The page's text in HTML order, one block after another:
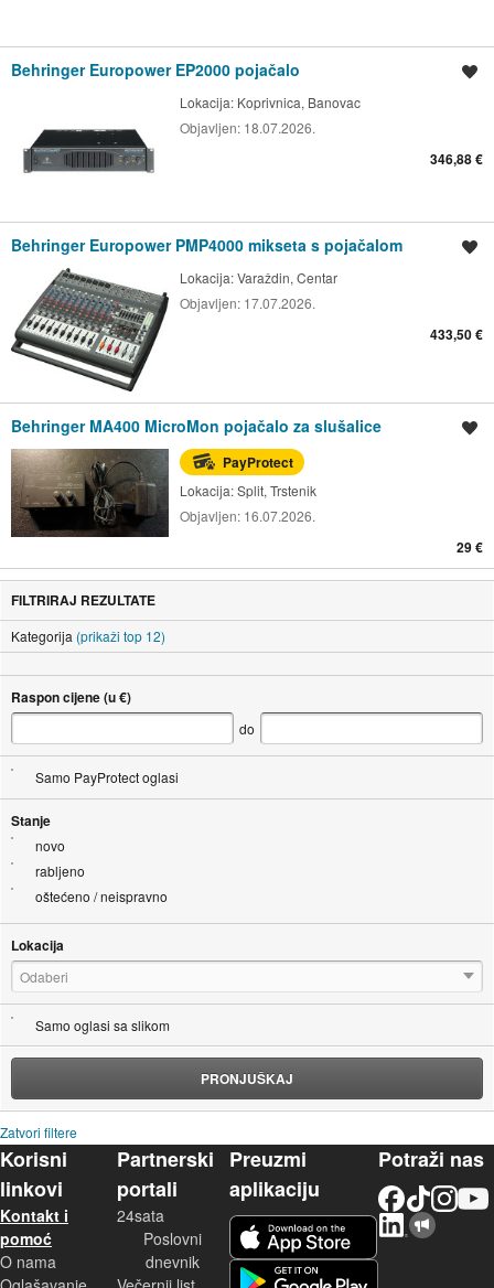
Behringer Europower EP2000 pojačalo
Lokacija: Koprivnica, Banovac
Objavljen: 18.07.2026.
346,88 €
Behringer Europower PMP4000 mikseta s pojačalom
Lokacija:Varaždin, Centar
Objavljen: 17.07.2026.
433,50 €
Behringer MA400 MicroMon pojačalo za slušalice
PayProtect
Lokacija:Split, Trstenik
Objavljen: 16.07.2026.
29 €
FILTRIRAJ REZULTATE
Kategorija (prikaži top 12)
Raspon cijene (u €)
do
Samo PayProtect oglasi
Stanje
novo
rabljeno
oštećeno / neispravno
Lokacija
Odaberi
Samo oglasi sa slikom
PRONJUŠKAJ
Zatvori filtere
Korisni
linkovi
Kontakt i
pomoć
O nama
Partnerski
portali
24sata
Poslovni
dnevnik
Preuzmi
aplikaciju
Potraži nas